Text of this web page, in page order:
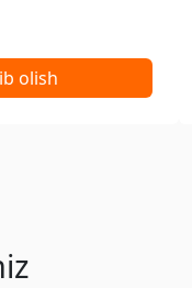
olish